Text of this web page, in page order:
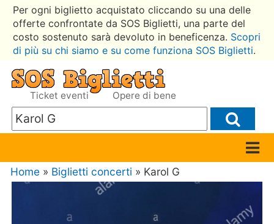
Per ogni biglietto acquistato cliccando su una delle
offerte confrontate da SOS Biglietti, una parte del
costo sostenuto sarà devoluto in beneficenza. Scopri
di più su chi siamo e su come funziona SOS Biglietti.
Ticket eventi Opere di bene
Home » Biglietti concerti » Karol G